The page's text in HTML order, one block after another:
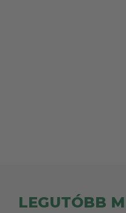
LEGUTÓBB